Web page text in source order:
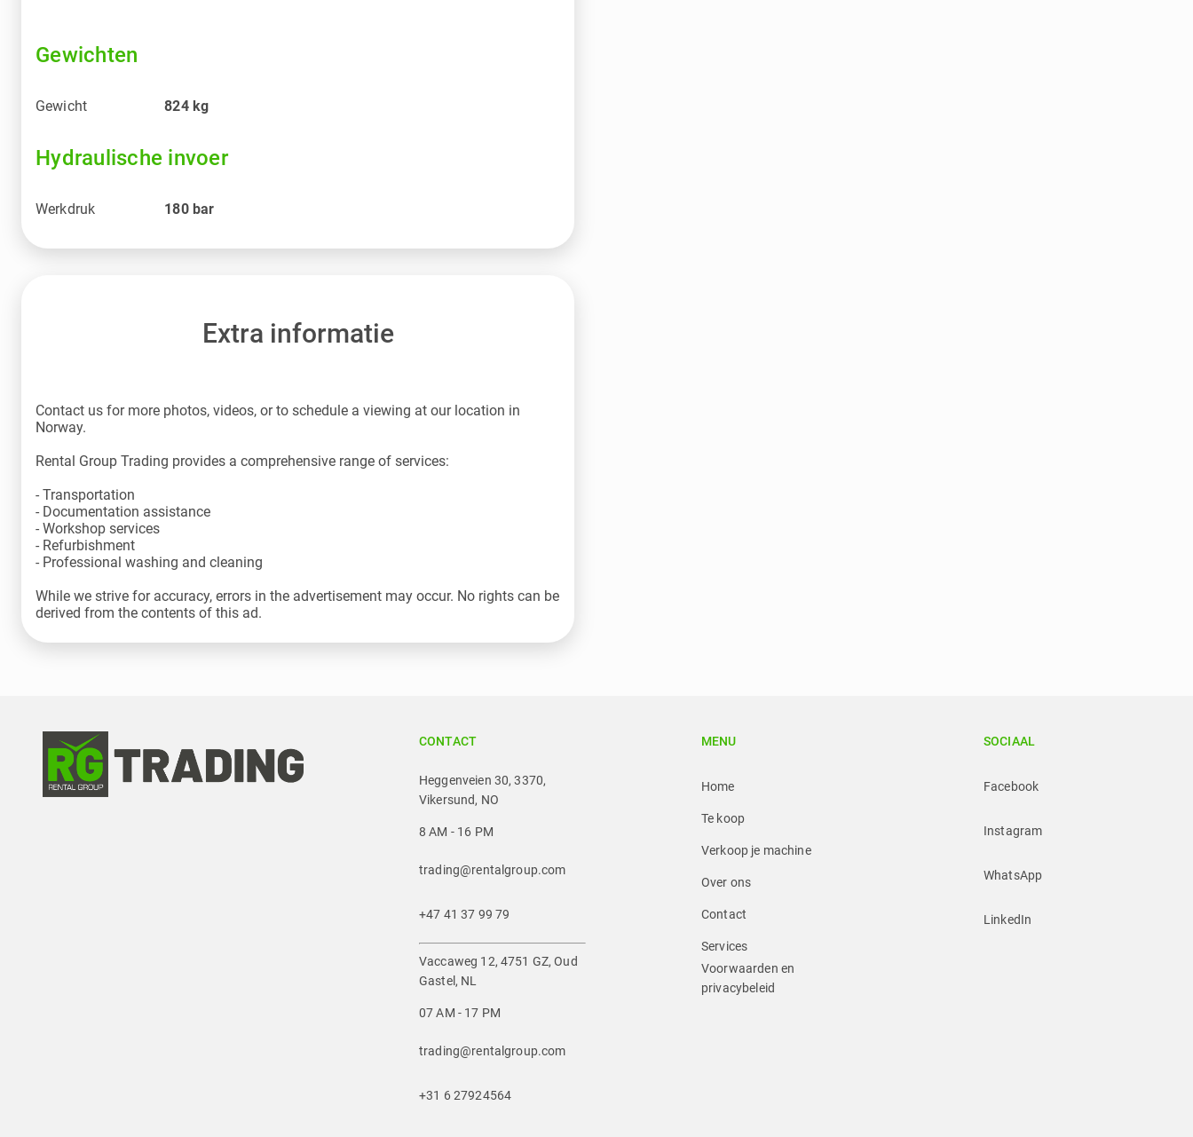
Gewichten
Gewicht 824 kg
Hydraulische invoer
Werkdruk 180 bar
Extra informatie
Contact us for more photos, videos, or to schedule a viewing at our location in
Norway.
Rental Group Trading provides a comprehensive range of services:
- Transportation
- Documentation assistance
- Workshop services
- Refurbishment
- Professional washing and cleaning
While we strive for accuracy, errors in the advertisement may occur. No rights can be
derived from the contents of this ad.
CONTACT
Heggenveien 30, 3370,
Vikersund, NO
8 AM - 16 PM
trading@rentalgroup.com
+47 41 37 99 79
Vaccaweg 12, 4751 GZ, Oud
Gastel, NL
07 AM - 17 PM
trading@rentalgroup.com
+31 6 27924564
MENU
Home
Te koop
Verkoop je machine
Over ons
Contact
Services
Voorwaarden en
privacybeleid
SOCIAAL
Facebook
Instagram
WhatsApp
LinkedIn